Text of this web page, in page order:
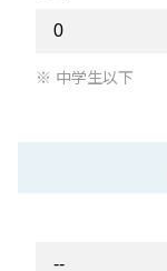
中学生以下